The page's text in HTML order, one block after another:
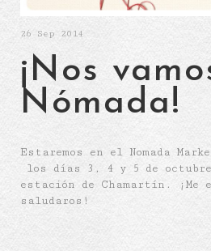
26 Sep 2014
¡Nos
Nómada!
Estaremos en el Nomada
los días 3, 4 y 5 de
estación de Chamartín. ¡Me
saludaros!